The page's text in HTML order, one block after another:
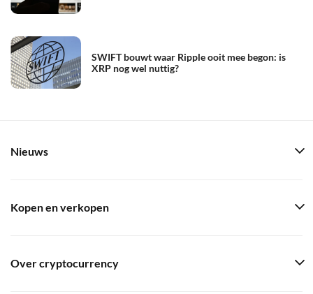
SWIFT bouwt waar Ripple ooit mee begon: is
XRP nog wel nuttig?
Nieuws
Kopen en verkopen
Over cryptocurrency